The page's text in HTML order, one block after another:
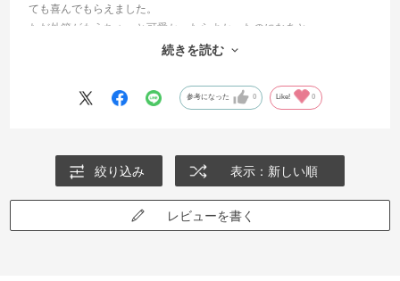
ても喜んでもらえました。
ただ外箱がもうちょっと可愛かったらよかったのになあと。
あまりに素っ気ない箱だったので「間違って注文したかも！？」と思
続きを読む
参考になった 0 Like! 0
絞り込み 表示：新しい順
レビューを書く